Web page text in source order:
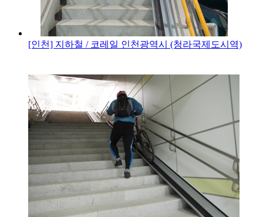
[인천] 지하철 / 코레일 인천광역시 (청라국제도시역)